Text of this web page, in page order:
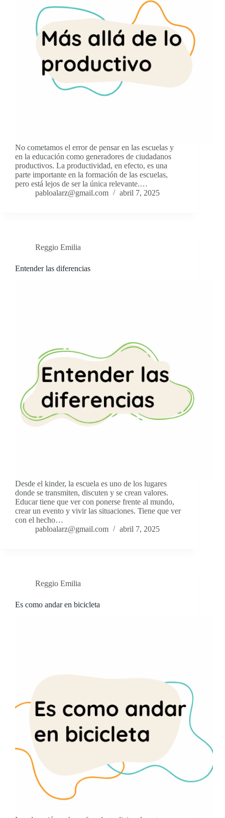
No cometamos el error de pensar en las escuelas y
en la educación como generadores de ciudadanos
productivos. La productividad, en efecto, es una
parte importante en la formación de las escuelas,
pero está lejos de ser la única relevante.…
pabloalarz@gmail.com
abril 7, 2025
Reggio Emilia
Entender las diferencias
Desde el kinder, la escuela es uno de los lugares
donde se transmiten, discuten y se crean valores.
Educar tiene que ver con ponerse frente al mundo,
crear un evento y vivir las situaciones. Tiene que ver
con el hecho…
pabloalarz@gmail.com
abril 7, 2025
Reggio Emilia
Es como andar en bicicleta